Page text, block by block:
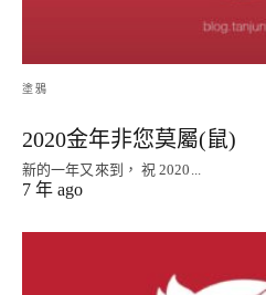
塗鴉
2020金年非您莫屬(鼠)
新的一年又來到， 祝 2020...
7 年 ago